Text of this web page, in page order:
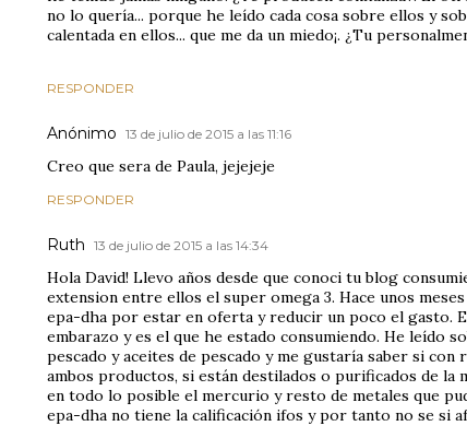
no lo quería... porque he leído cada cosa sobre ellos y
calentada en ellos... que me da un miedo¡. ¿Tu
RESPONDER
Anónimo 13 de julio de 2015 a las 11:16
Creo que sera de Paula, jejejeje
RESPONDER
Ruth 13 de julio de 2015 a las 14:34
Hola David! Llevo años desde que conoci tu blog
extension entre ellos el super omega 3. Hace unos
epa-dha por estar en oferta y reducir un poco el gasto.
embarazo y es el que he estado consumiendo. He leído
pescado y aceites de pescado y me gustaría saber si
ambos productos, si están destilados o purificados de la
en todo lo posible el mercurio y resto de metales que
epa-dha no tiene la calificación ifos y por tanto no se si